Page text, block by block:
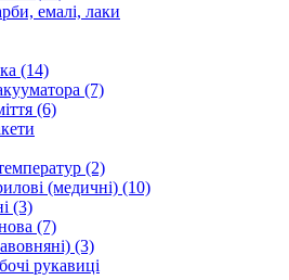
емалі, лаки
(14)
(7)
(6)
(2)
(медичні) (10)
(3)
(7)
(3)
рукавиці